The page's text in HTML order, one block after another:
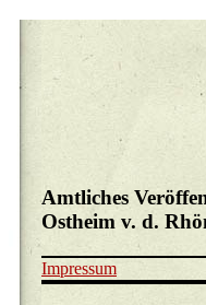
Amtliches
Ostheim v. d.
Impressum